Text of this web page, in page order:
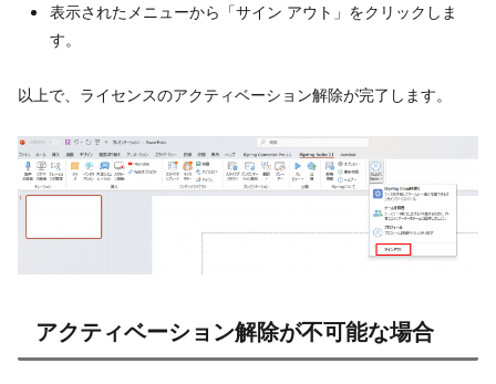
表示されたメニューから「サイン アウト」をクリックしま
す。
以上で、ライセンスのアクティベーション解除が完了します。
アクティベーション解除が不可能な場合